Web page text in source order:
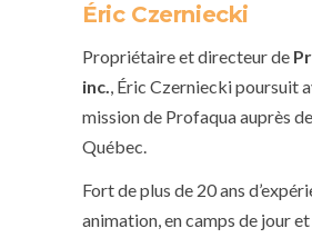
Éric Czerniecki
Propriétaire et directeur de
inc., Éric Czerniecki poursuit
mission de Profaqua auprès
Québec.
Fort de plus de 20 ans
animation, en camps de jour